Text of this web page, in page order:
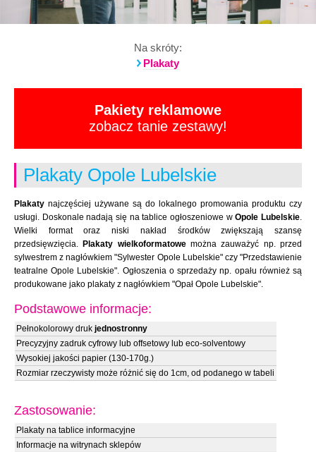
Na skróty:
Plakaty
Pakiety reklamowe
zobacz tanie zestawy!
Plakaty Opole Lubelskie
Plakaty najczęściej używane są do lokalnego promowania produktu czy
usługi. Doskonale nadają się na tablice ogłoszeniowe wOpole Lubelskie.
Wielki format oraz niski nakład środków zwiększają szansę
przedsięwzięcia. Plakaty wielkoformatowemożna zauważyć np. przed
sylwestrem z nagłówkiem "Sylwester Opole Lubelskie" czy "Przedstawienie
teatralne Opole Lubelskie". Ogłoszenia o sprzedaży np. opału również są
produkowane jako plakaty z nagłówkiem "Opał Opole Lubelskie".
Podstawowe informacje:
Pełnokolorowy druk jednostronny
Precyzyjny zadruk cyfrowy lub offsetowy lub eco-solventowy
Wysokiej jakości papier (130-170g.)
Rozmiar rzeczywisty może różnić się do 1cm, od podanego w tabeli
Zastosowanie:
Plakaty na tablice informacyjne
Informacje na witrynach sklepów